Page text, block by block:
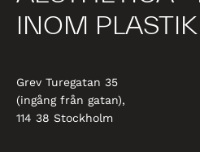
INOM
Grev Turegatan 35
(ingång från gatan),
114 38 Stockholm